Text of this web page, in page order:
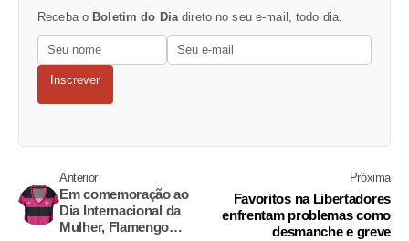
Receba o Boletim do Diadireto no seu e-mail, todo dia.
Inscrever
Anterior
Em comemoração ao
Dia Internacional da
Mulher, Flamengo
Próxima
Favoritos na Libertadores
enfrentam problemas como
desmanche e greve